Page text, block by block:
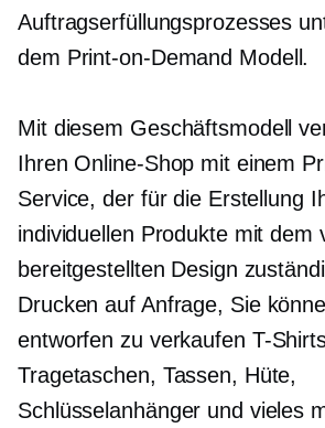
Auftragserfüllungsprozesses
dem Print-on-Demand Modell.
Mit diesem Geschäftsmodell
Ihren Online-Shop mit einem
Service, der für die Erstellung
individuellen Produkte mit dem
bereitgestellten Design
Drucken auf Anfrage, Sie
entworfen zu verkaufen T-
Tragetaschen, Tassen, Hüte,
Schlüsselanhänger und vieles